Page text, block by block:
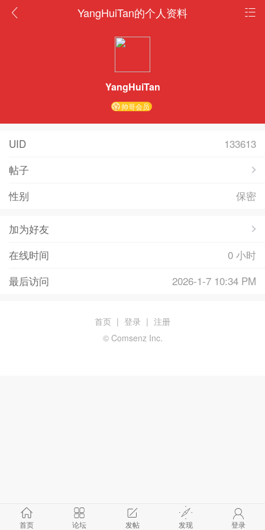
YangHuiTan的个人资料
YangHuiTan
帅哥会员
UID
133613
帖子
性别
保密
加为好友
在线时间
0 小时
最后访问
2026-1-7 10:34 PM
首页 论坛 发帖 发现 登录
首页 | 登录 | 注册
© Comsenz Inc.